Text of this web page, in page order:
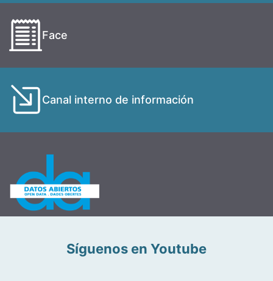
Face
Canal interno de información
Síguenos en Youtube